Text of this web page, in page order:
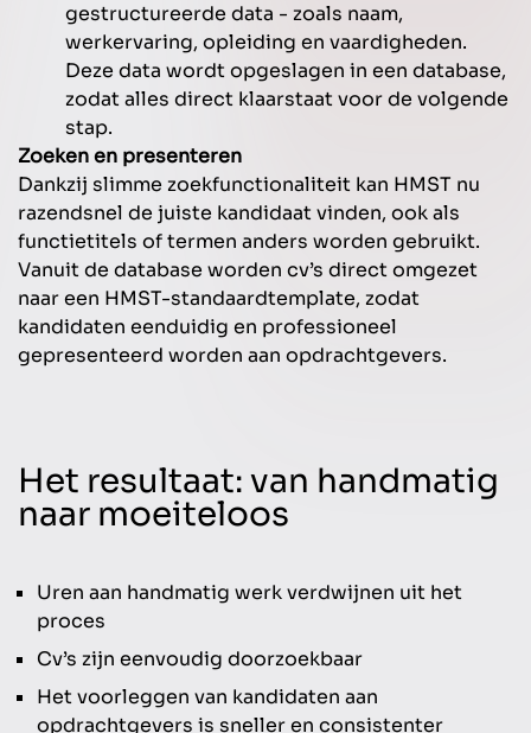
gestructureerde data - zoals naam,
werkervaring, opleiding en vaardigheden.
Deze data wordt opgeslagen in een database,
zodat alles direct klaarstaat voor de volgende
stap.
Zoeken en presenteren
Dankzij slimme zoekfunctionaliteit kan HMST nu
razendsnel de juiste kandidaat vinden, ook als
functietitels of termen anders worden gebruikt.
Vanuit de database worden cv’s direct omgezet
naar een HMST-standaardtemplate, zodat
kandidaten eenduidig en professioneel
gepresenteerd worden aan opdrachtgevers.
Het resultaat: van handmatig
naar moeiteloos
Uren aan handmatig werk verdwijnen uit het
proces
Cv’s zijn eenvoudig doorzoekbaar
Het voorleggen van kandidaten aan
opdrachtgevers is sneller en consistenter